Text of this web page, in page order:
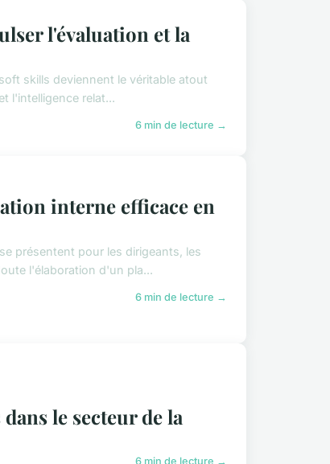
l'évaluation et la
skills deviennent le véritable atout
l'intelligence relat...
6 min de lecture →
interne efficace en
présentent pour les dirigeants, les
l'élaboration d'un pla...
6 min de lecture →
le secteur de la
6 min de lecture →